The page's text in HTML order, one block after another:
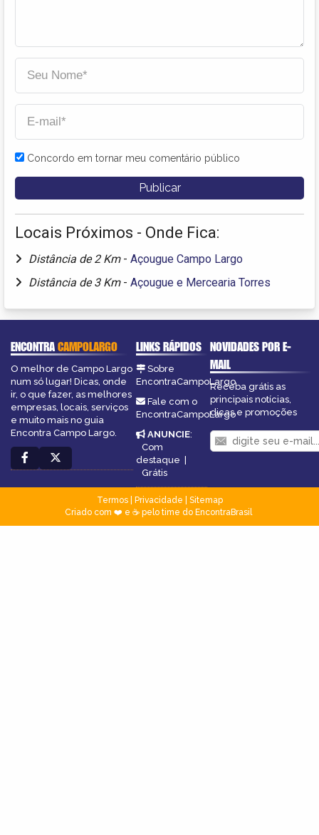
Concordo em tornar meu comentário público
Locais Próximos - Onde Fica:
Distância de 2 Km - Açougue Campo Largo
Distância de 3 Km - Açougue e Mercearia Torres
ENCONTRACAMPOLARGO
O melhor de Campo Largo
num só lugar! Dicas, onde
ir, o que fazer, as melhores
empresas, locais, serviços
e muito mais no guia
Encontra Campo Largo.
LINKS RÁPIDOS
Sobre
EncontraCampoLargo
Fale com o
EncontraCampoLargo
ANUNCIE:
Com
destaque |
Grátis
NOVIDADES POR E-
MAIL
Receba grátis as
principais notícias,
dicas e promoções
Termos| Privacidade
Sitemap
Criado com ❤️ e ☕ pelo time do EncontraBrasil